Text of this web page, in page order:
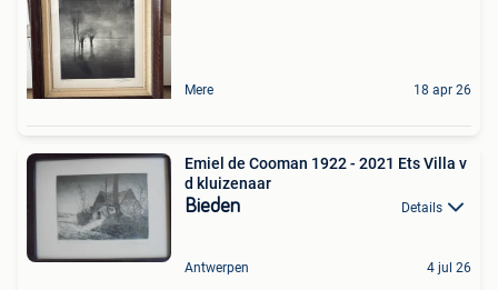
Mere 18 apr 26
Emiel de Cooman 1922 - 2021 Ets Villa v
d kluizenaar
Bieden Details
Antwerpen 4 jul 26